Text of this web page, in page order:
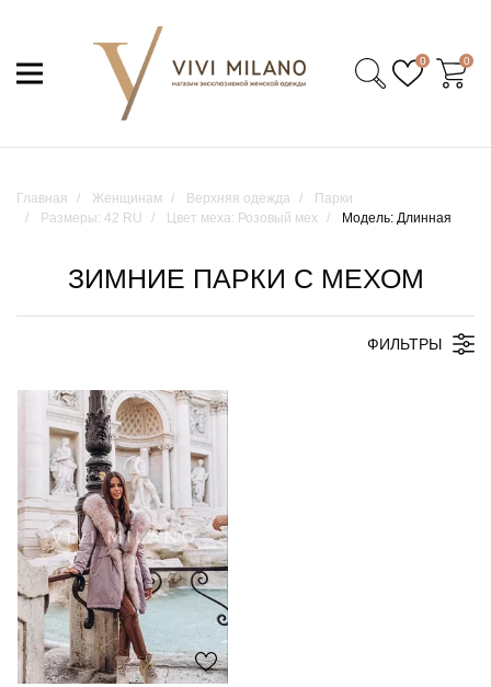
0 0
Главная Женщинам Верхняя одежда
Парки
Размеры: 42 RU
Цвет меха: Розовый мех Модель: Длинная
ЗИМНИЕ ПАРКИ С МЕХОМ
ФИЛЬТРЫ